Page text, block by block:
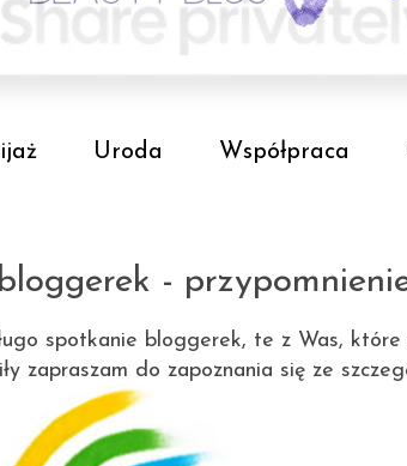
Uroda Współpraca
-
spotkanie bloggerek, te z Was, które
zapraszam do zapoznania się ze